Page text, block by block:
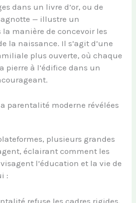
dans un livre d’or, ou de
— illustre un
manière de concevoir les
la naissance. Il s’agit d’une
plus ouverte, où chaque
pierre à l’édifice dans un
parentalité moderne révélées
plusieurs grandes
éclairant comment les
l’éducation et la vie de
:
refuse les cadres rigides,